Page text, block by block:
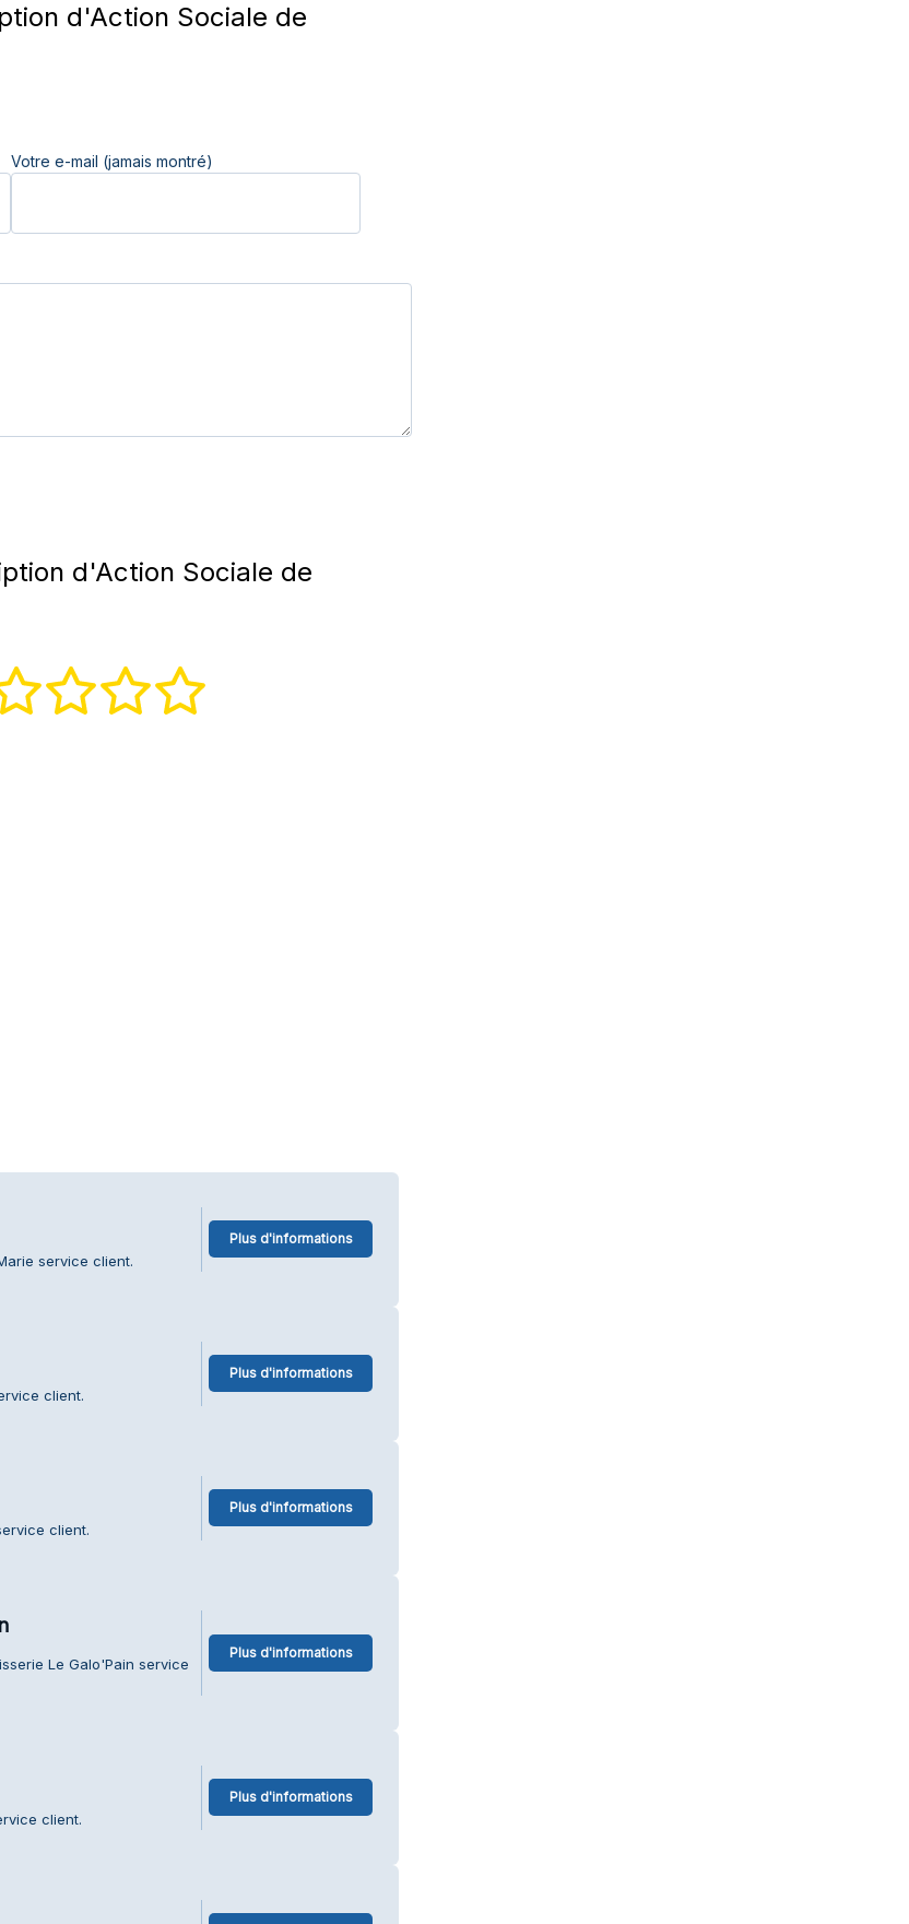
d'Action Sociale de
Votre e-mail (jamais montré)
d'Action Sociale de
service client.
Plus d'informations
client.
Plus d'informations
client.
Plus d'informations
Le Galo'Pain service
Plus d'informations
client.
Plus d'informations